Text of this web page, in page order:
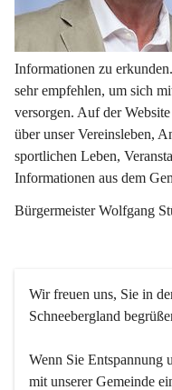
Informationen zu
sehr empfehlen, um sich
versorgen. Auf der
über unser Vereinsleben,
sportlichen Leben,
Informationen aus dem
Bürgermeister Wolfgang
Wir freuen uns, Sie in
Schneebergland
Wenn Sie Entspannung
mit unserer Gemeinde